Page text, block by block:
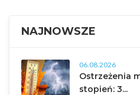
NAJNOWSZE
06.08.2026
Ostrzeżenia
stopień: 3...